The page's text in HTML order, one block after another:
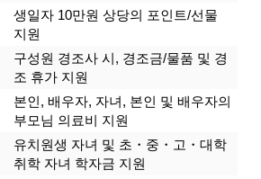
생일자 10만원 상당의 포인트/선물
지원
구성원 경조사 시, 경조금/물품 및 경
조 휴가 지원
본인, 배우자, 자녀, 본인 및 배우자의
부모님 의료비 지원
유치원생 자녀 및 초・중・고・대학
취학 자녀 학자금 지원